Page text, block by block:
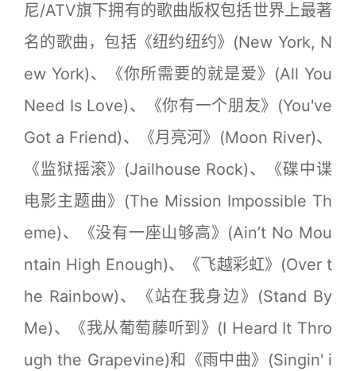
尼/ATV旗下拥有的歌曲版权包括世界上最著
名的歌曲，包括《纽约纽约》(New York, N
ew York)、《你所需要的就是爱》(All You
Need Is Love)、《你有一个朋友》(You've
Got a Friend)、《月亮河》(Moon River)、
《监狱摇滚》(Jailhouse Rock)、《碟中谍
电影主题曲》(The Mission Impossible Th
eme)、《没有一座山够高》(Ain’t No Mou
ntain High Enough)、《飞越彩虹》(Over t
he Rainbow)、《站在我身边》(Stand By
Me)、《我从葡萄藤听到》(I Heard It Thro
ugh the Grapevine)和《雨中曲》(Singin' i